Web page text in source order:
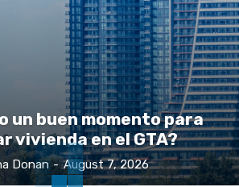
un buen momento para
vivienda en el GTA?
Donan - August 7, 2026